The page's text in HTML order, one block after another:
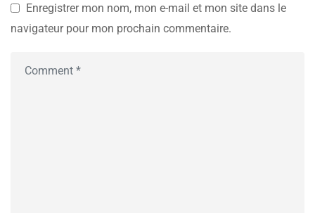
Enregistrer mon nom, mon e-mail et mon site dans le
navigateur pour mon prochain commentaire.